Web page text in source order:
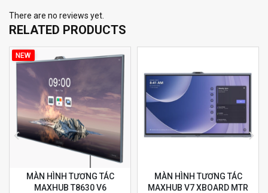
There are no reviews yet.
RELATED PRODUCTS
NEW
MÀN HÌNH TƯƠNG TÁC
MAXHUB T8630 V6
MÀN HÌNH TƯƠNG TÁC
MAXHUB V7 XBOARD MTR